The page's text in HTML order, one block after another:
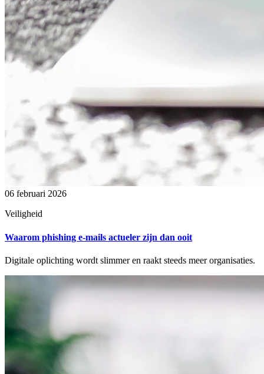
06 februari 2026
Veiligheid
Waarom phishing e-mails actueler zijn dan ooit
Digitale oplichting wordt slimmer en raakt steeds meer organisaties.